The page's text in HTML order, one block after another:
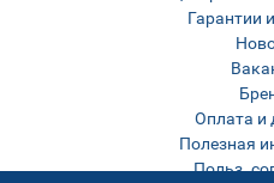
Гарантии
Оплата и
Полезная
Польз.